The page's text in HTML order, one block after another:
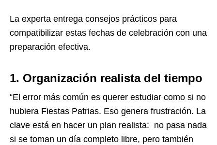
La experta entrega consejos prácticos para
compatibilizar estas fechas de celebración con una
preparación efectiva.
1. Organización realista del tiempo
“El error más común es querer estudiar como si no
hubiera Fiestas Patrias. Eso genera frustración. La
clave está en hacer un plan realista: no pasa nada
si se toman un día completo libre, pero también